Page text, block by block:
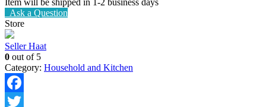
Ask a Question
Store
Seller Haat
0 out of 5
Category: Household and Kitchen
Facebook